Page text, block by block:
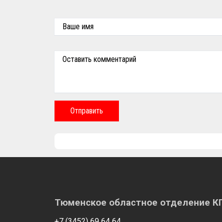
Ваше имя
Оставить комментарий
Отправить
Тюменское областное отделение